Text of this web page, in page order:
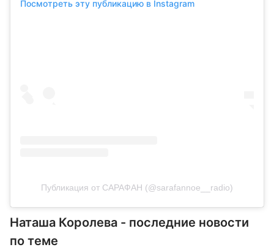
Посмотреть эту публикацию в Instagram
Публикация от САРАФАН (@sarafannoe__radio)
Наташа Королева - последние новости
по теме